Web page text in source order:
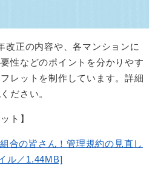
改正の内容や、各マンションに
性などのポイントを分かりやす
レットを制作しています。詳細
ださい。
ト】
合の皆さん！管理規約の見直し
ル／1.44MB]